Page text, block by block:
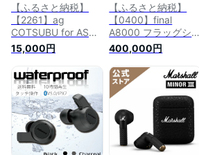
スイヤホン 在宅 黒
ブラック
ートゥース カナル型
通話可能
【ふるさと納税】
【2261】ag
COTSUBU for ASMR
完全ワイヤレスイヤ
ホン | 神奈川県 川崎
市 神奈川 川崎 支援
返礼品 ファイナル
イヤホン ワイヤレス
イヤフォン ワイヤレ
スイヤフォン 無線イ
ヤホン bluetooth
final ブルートゥース
15,000円
【ふるさと納税】
【0400】final
A8000 フラッグシッ
プモデル トゥルーベ
リリウム振動板イヤ
ホン | 神奈川県 川崎
市 神奈川 川崎 返礼
品 楽天ふるさと 納
税 イヤホン イヤフ
ォン 有線 音楽 家電
生活家電 日用品 日
用品雑貨 生活雑貨
400,000円